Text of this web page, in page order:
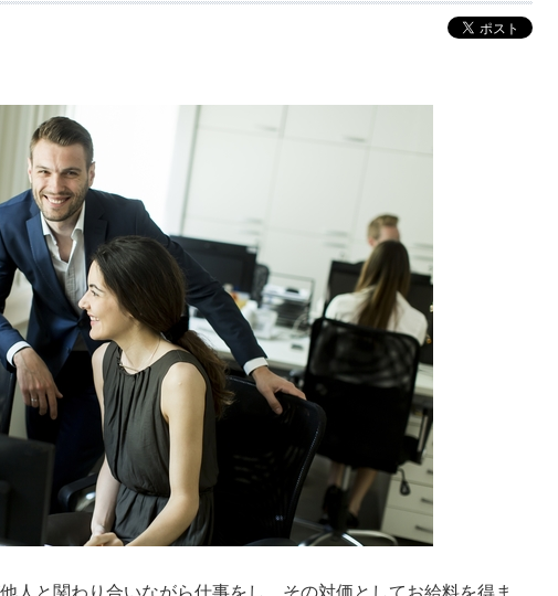
人と関わり合いながら仕事をし、その対価としてお給料を得ま